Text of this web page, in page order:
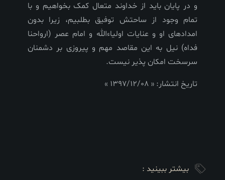
و در پایان باید از خداوند متعال کمک بخواهیم و با
تمام وجود از ساحتش توفیق بطلبیم، زیرا بدون
امدادهای او و عنایات اولیاءالله و امام عصر (ارواحنا
فداه) نیل به این مقاصد مهم و پیروزی بر دشمنان
سرسخت امکان پذیر نیست.
تاریخ انتشار: « 1397/12/08 »
بیشتر ببینید :